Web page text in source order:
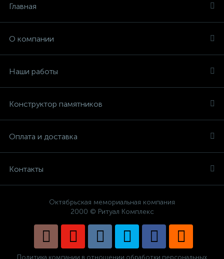
Главная
О компании
Наши работы
Конструктор памятников
Оплата и доставка
Контакты
Октябрьская мемориальная компания
2000 © Ритуал Комплекс
Политика компании в отношении обработки персональных